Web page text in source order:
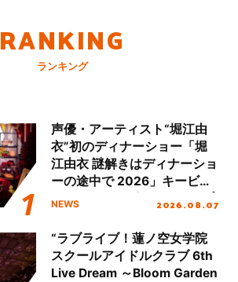
RANKING
ランキング
声優・アーティスト“堀江由
衣”初のディナーショー「堀
江由衣 謎解きはディナーショ
ーの途中で 2026」キービジ
ュアル＆グッズラインナップ
NEWS 2026.08.07
“ラブライブ！蓮ノ空女学院
スクールアイドルクラブ 6th
Live Dream ～Bloom Garden